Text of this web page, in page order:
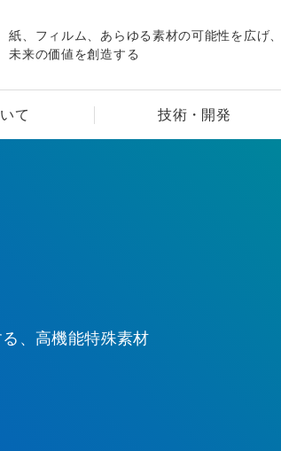
紙、フィルム、あらゆる素材の可能性を広げ、
未来の価値を創造する
て 技術・開発
、高機能特殊素材